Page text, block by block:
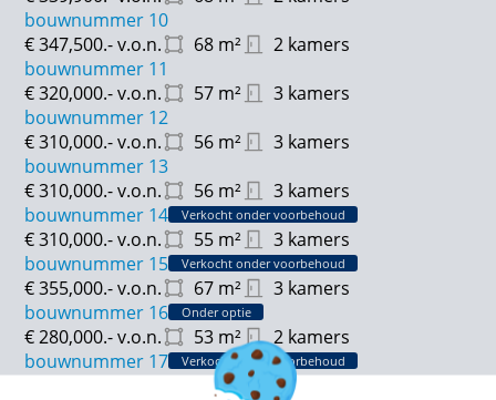
bouwnummer 10
68 m² 2 kamers
€ 347,500.-v.o.n.
bouwnummer 11
57 m² 3 kamers
€ 320,000.-v.o.n.
bouwnummer 12
56 m² 3 kamers
€ 310,000.-v.o.n.
bouwnummer 13
56 m² 3 kamers
€ 310,000.-v.o.n.
bouwnummer 14
Verkocht onder voorbehoud
55 m² 3 kamers
€ 310,000.-v.o.n.
bouwnummer 15
Verkocht onder voorbehoud
67 m² 3 kamers
€ 355,000.-v.o.n.
bouwnummer 16
Onder optie
53 m² 2 kamers
€ 280,000.-v.o.n.
bouwnummer 17
Verkocht onder voorbehoud
55m² 2 kamers